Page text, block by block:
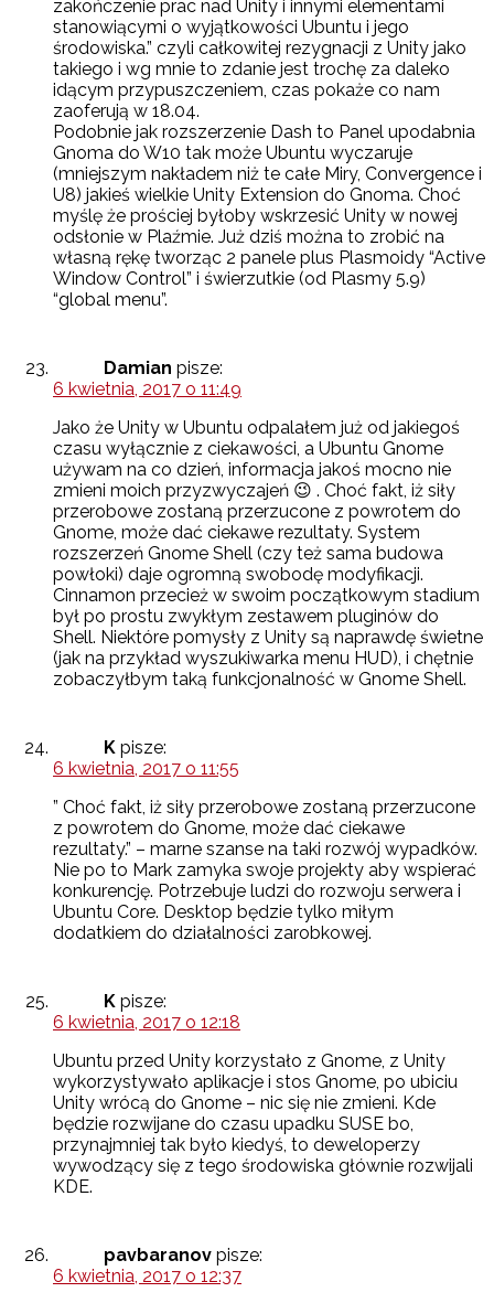
zakończenie prac nad Unity i innymi elementami
stanowiącymi o wyjątkowości Ubuntu i jego
środowiska.” czyli całkowitej rezygnacji z Unity jako
takiego i wg mnie to zdanie jest trochę za daleko
idącym przypuszczeniem, czas pokaże co nam
zaoferują w 18.04.
Podobnie jak rozszerzenie Dash to Panel upodabnia
Gnoma do W10 tak może Ubuntu wyczaruje
(mniejszym nakładem niż te całe Miry, Convergence i
U8) jakieś wielkie Unity Extension do Gnoma. Choć
myślę że prościej byłoby wskrzesić Unity w nowej
odsłonie w Plaźmie. Już dziś można to zrobić na
własną rękę tworząc 2 panele plus Plasmoidy “Active
Window Control” i świerzutkie (od Plasmy 5.9)
“global menu”.
Damian pisze:
6 kwietnia, 2017 o 11:49
Jako że Unity w Ubuntu odpalałem już od jakiegoś
czasu wyłącznie z ciekawości, a Ubuntu Gnome
używam na co dzień, informacja jakoś mocno nie
zmieni moich przyzwyczajeń 😉 . Choć fakt, iż siły
przerobowe zostaną przerzucone z powrotem do
Gnome, może dać ciekawe rezultaty. System
rozszerzeń Gnome Shell (czy też sama budowa
powłoki) daje ogromną swobodę modyfikacji.
Cinnamon przecież w swoim początkowym stadium
był po prostu zwykłym zestawem pluginów do
Shell. Niektóre pomysły z Unity są naprawdę świetne
(jak na przykład wyszukiwarka menu HUD), i chętnie
zobaczyłbym taką funkcjonalność w Gnome Shell.
K pisze:
6 kwietnia, 2017 o 11:55
” Choć fakt, iż siły przerobowe zostaną przerzucone
z powrotem do Gnome, może dać ciekawe
rezultaty.” – marne szanse na taki rozwój wypadków.
Nie po to Mark zamyka swoje projekty aby wspierać
konkurencję. Potrzebuje ludzi do rozwoju serwera i
Ubuntu Core. Desktop będzie tylko miłym
dodatkiem do działalności zarobkowej.
K pisze:
6 kwietnia, 2017 o 12:18
Ubuntu przed Unity korzystało z Gnome, z Unity
wykorzystywało aplikacje i stos Gnome, po ubiciu
Unity wrócą do Gnome – nic się nie zmieni. Kde
będzie rozwijane do czasu upadku SUSE bo,
przynajmniej tak było kiedyś, to deweloperzy
wywodzący się z tego środowiska głównie rozwijali
KDE.
pavbaranov pisze:
6 kwietnia, 2017 o 12:37